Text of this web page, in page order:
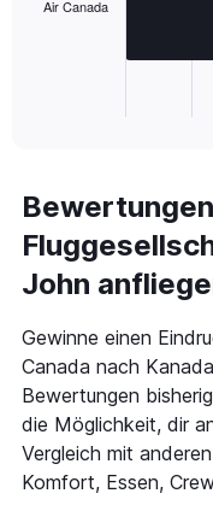
The
Range:
1
categories.
The
chart
1
Y
displaying
values.
Range:
0
to
Air Canada
John
Gewinne einen
Canada nach
Bewertungen
die Möglichkeit, dir
Vergleich mit
Komfort, Essen,